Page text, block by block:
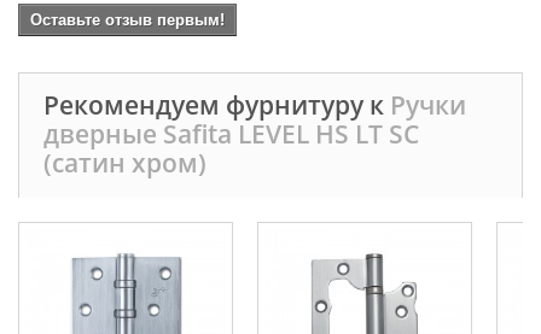
Оставьте отзыв первым!
Рекомендуем фурнитуру к Ручки
дверные Safita LEVEL HS LT SC
(сатин хром)